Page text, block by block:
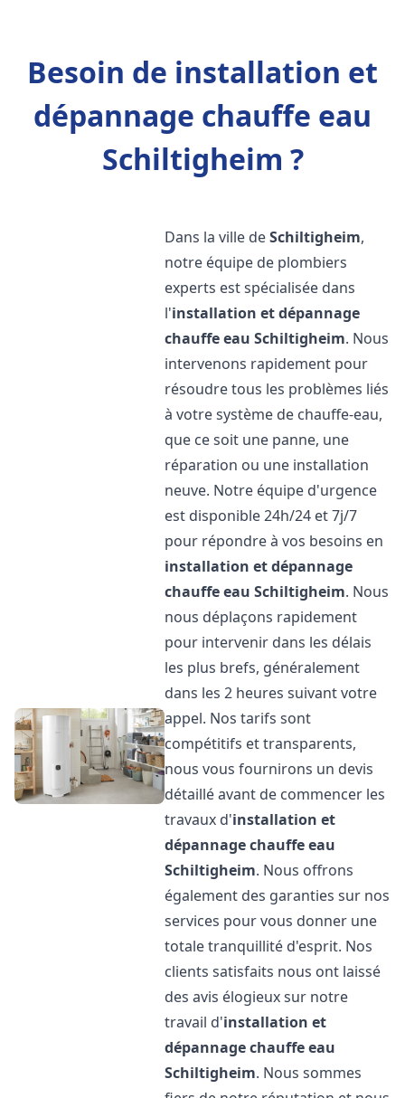
Besoin de installation et
dépannage chauffe eau
Schiltigheim ?
Dans la ville deSchiltigheim,
notre équipe de plombiers
experts est spécialisée dans
l'installation et dépannage
chauffe eau Schiltigheim. Nous
intervenons rapidement pour
résoudre tous les problèmes liés
à votre système de chauffe-eau,
que ce soit une panne, une
réparation ou une installation
neuve. Notre équipe d'urgence
est disponible 24h/24 et 7j/7
pour répondre à vos besoins en
installation et dépannage
chauffe eau Schiltigheim. Nous
nous déplaçons rapidement
pour intervenir dans les délais
les plus brefs, généralement
dans les 2 heures suivant votre
appel. Nos tarifs sont
compétitifs et transparents,
nous vous fournirons un devis
détaillé avant de commencer les
travaux d'installation et
dépannage chauffe eau
Schiltigheim. Nous offrons
également des garanties sur nos
services pour vous donner une
totale tranquillité d'esprit. Nos
clients satisfaits nous ont laissé
des avis élogieux sur notre
travail d'installation et
dépannage chauffe eau
Schiltigheim. Nous sommes